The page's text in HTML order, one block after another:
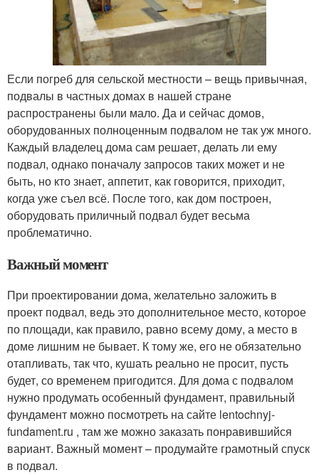
Если погреб для сельской местности – вещь привычная,
подвалы в частных домах в нашей стране
распространены были мало. Да и сейчас домов,
оборудованных полноценным подвалом не так уж много.
Каждый владелец дома сам решает, делать ли ему
подвал, однако поначалу запросов таких может и не
быть, но кто знает, аппетит, как говорится, приходит,
когда уже съел всё. После того, как дом построен,
оборудовать приличный подвал будет весьма
проблематично.
Важный момент
При проектировании дома, желательно заложить в
проект подвал, ведь это дополнительное место, которое
по площади, как правило, равно всему дому, а место в
доме лишним не бывает. К тому же, его не обязательно
отапливать, так что, кушать реально не просит, пусть
будет, со временем пригодится. Для дома с подвалом
нужно продумать особенный фундамент, правильный
фундамент можно посмотреть на сайте lentochnyj-
fundament.ru , там же можно заказать понравившийся
вариант. Важный момент – продумайте грамотный спуск
в подвал.